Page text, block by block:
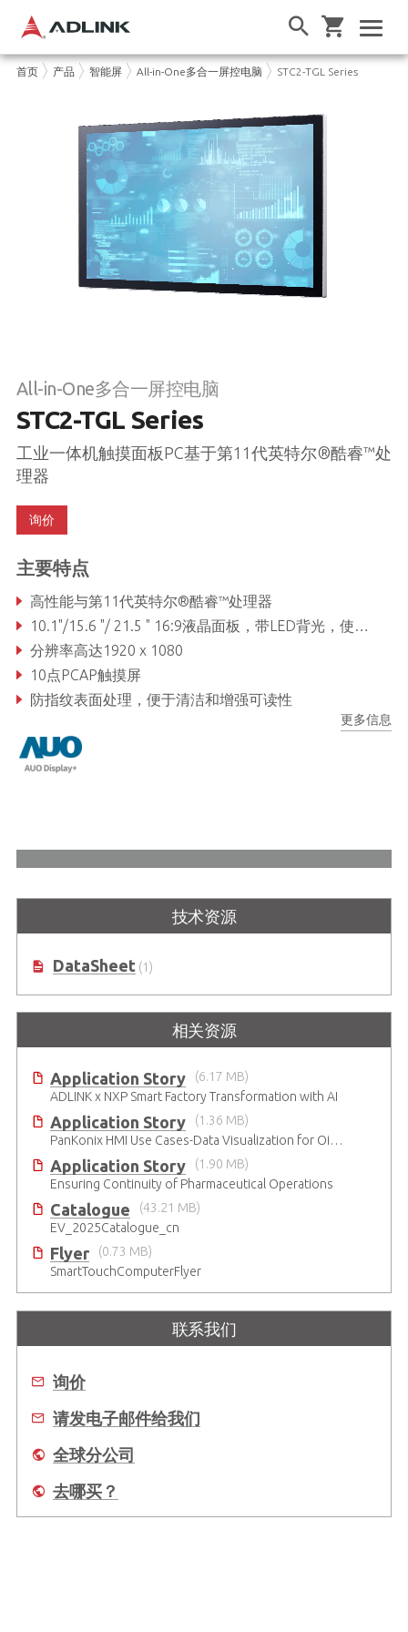
首页 产品 智能屏 All-in-One多合一屏控电脑 STC2-TGL Series
All-in-One多合一屏控电脑
STC2-TGL Series
工业一体机触摸面板PC基于第11代英特尔®酷睿™处
理器
询价
主要特点
高性能与第11代英特尔®酷睿™处理器
10.1"/15.6 "/ 21.5 " 16:9液晶面板，带LED背光，使用寿命50000小时
分辨率高达1920 x 1080
10点PCAP触摸屏
防指纹表面处理，便于清洁和增强可读性
更多信息
技术资源
DataSheet(1)
相关资源
Application Story
(6.17 MB)
ADLINK x NXP Smart Factory Transformation with AI
Application Story
(1.36 MB)
PanKonix HMI Use Cases-Data Visualization for Oil & Gas and Water
Application Story
(1.90 MB)
Ensuring Continuity of Pharmaceutical Operations
Catalogue
(43.21 MB)
EV_2025Catalogue_cn
Flyer
(0.73 MB)
SmartTouchComputerFlyer
联系我们
询价
请发电子邮件给我们
全球分公司
去哪买？